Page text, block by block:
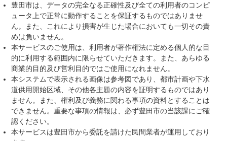
豊田市は、データの完全なる正確性及び全ての利用者のコンピ
ュータ上で正常に動作することを保証するものではありませ
ん。また、これにより損害が生じた場合においても一切その責
めは負いません。
本サービスのご使用は、利用者が著作権法に定める個人的な目
的に利用する範囲内に限らせていただきます。また、あらゆる
商業的目的及び営利目的ではご使用になれません。
本システムで表示される画像は参考図であり、都市計画や下水
道供用開始区域、その他各主題の内容を証明するものではあり
ません。また、権利及び義務に関わる事項の資料とすることは
できません。重要な事項の情報は、必ず豊田市の当該課にご確
認ください。
本サービスは豊田市から委託を請けた民間業者が運用しており